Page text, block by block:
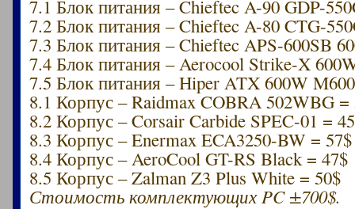
7.1 Блок питания – Chieftec A-90 GDP-
7.2 Блок питания – Chieftec A-80 CTG-
7.3 Блок питания – Chieftec APS-600SB
7.4 Блок питания – Aerocool Strike-X
7.5 Блок питания – Hiper ATX 600W
8.1 Корпус – Raidmax COBRA 502WBG =
8.2 Корпус – Corsair Carbide SPEC-01 =
8.3 Корпус – Enermax ECA3250-BW = 57$
8.4 Корпус – AeroCool GT-RS Black = 47$
8.5 Корпус – Zalman Z3 Plus White = 50$
Стоимость комплектующих PC ±700$.